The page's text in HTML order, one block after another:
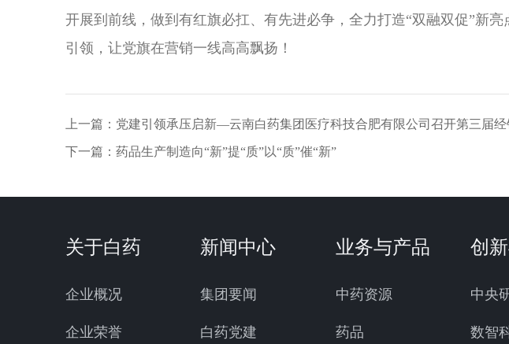
开展到前线，做到有红旗必扛、有先进必争，全力打造“双融双促”新
引领，让党旗在营销一线高高飘扬！
上一篇： 党建引领承压启新—云南白药集团医疗科技合肥有限公司召开第三届经
下一篇： 药品生产制造向“新”提“质”以“质”催“新”
关于白药
企业概况
企业荣誉
新闻中心
集团要闻
白药党建
业务与产品
中药资源
药品
创
中央
数智